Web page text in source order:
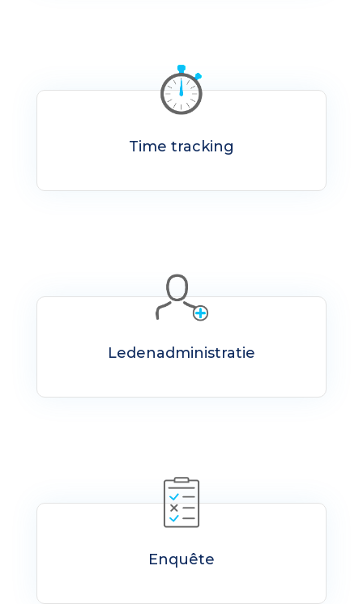
Time tracking
Ledenadministratie
Enquête